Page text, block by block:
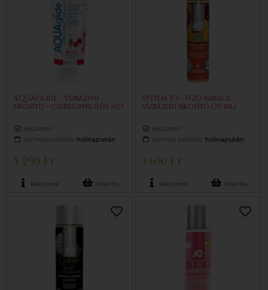
AQUAglide - vízbázisú
síkosító - cseresznye (100 ml)
készleten
várható szállítás: holnapután
5 290 Ft
Részletek Kosárba
System JO - H2O barack -
vízbázisú síkosító (30 ml)
készleten
várható szállítás: holnapután
3 690 Ft
Részletek Kosárba